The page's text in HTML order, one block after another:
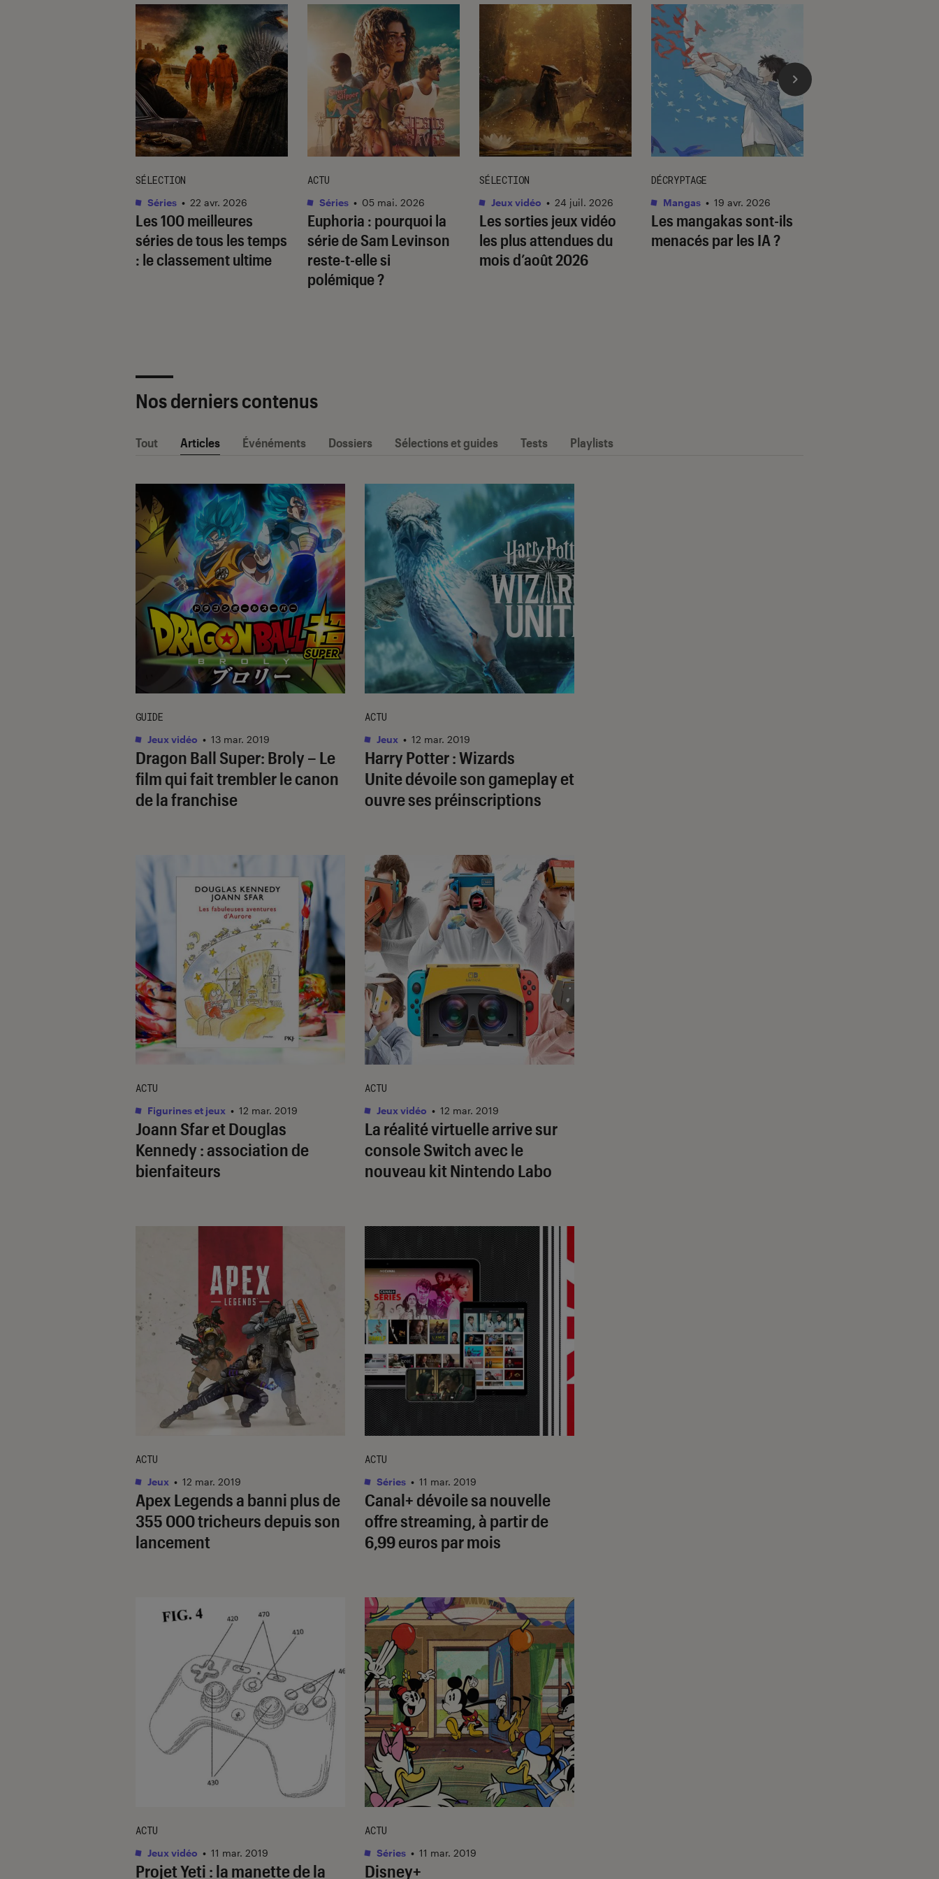
Les 100 meilleures
séries de tous les temps
: le classement ultime
SÉLECTION
Séries • 22 avr. 2026
Euphoria : pourquoi la
série de Sam Levinson
reste-t-elle si
polémique ?
ACTU
Séries • 05 mai. 2026
Les sorties jeux vidéo
les plus attendues du
mois d’août 2026
SÉLECTION
Jeux vidéo • 24 juil. 2026
Les mangakas sont-ils
menacés par les IA ?
DÉCRYPTAGE
Mangas • 19 avr. 2026
Nos derniers contenus
Tout Articles Événéments Dossiers Sélections et guides Tests Playlists
Dragon Ball Super: Broly – Le
film qui fait trembler le canon
de la franchise
GUIDE
Jeux vidéo • 13 mar. 2019
Harry Potter : Wizards
Unite dévoile son gameplay et
ouvre ses préinscriptions
ACTU
Jeux • 12 mar. 2019
Joann Sfar et Douglas
Kennedy : association de
bienfaiteurs
ACTU
Figurines et jeux • 12 mar. 2019
La réalité virtuelle arrive sur
console Switch avec le
nouveau kit Nintendo Labo
ACTU
Jeux vidéo • 12 mar. 2019
Apex Legends a banni plus de
355 000 tricheurs depuis son
lancement
ACTU
Jeux • 12 mar. 2019
Canal+ dévoile sa nouvelle
offre streaming, à partir de
6,99 euros par mois
ACTU
Séries • 11 mar. 2019
Projet Yeti : la manette de la
ACTU
Jeux vidéo • 11 mar. 2019
Disney+
ACTU
Séries • 11 mar. 2019